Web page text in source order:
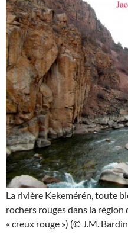
La rivière Kekemérén, toute
rochers rouges dans la
« creux rouge ») (© J.M.